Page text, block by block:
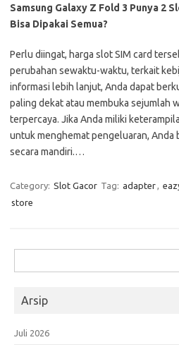
Samsung Galaxy Z Fold 3 Punya 2
Bisa Dipakai Semua?
Perlu diingat, harga slot SIM card
perubahan sewaktu-waktu, terkait
informasi lebih lanjut, Anda dapat
paling dekat atau membuka sejumlah
terpercaya. Jika Anda miliki
untuk menghemat pengeluaran, Anda
secara mandiri.…
Category: Slot Gacor Tag: adapter
store
untuk:
Arsip
Juli 2026